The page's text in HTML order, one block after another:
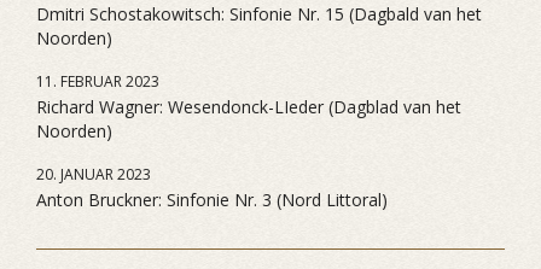
Dmitri Schostakowitsch: Sinfonie Nr. 15 (Dagbald van het
Noorden)
11. FEBRUAR 2023
Richard Wagner: Wesendonck-LIeder (Dagblad van het
Noorden)
20. JANUAR 2023
Anton Bruckner: Sinfonie Nr. 3 (Nord Littoral)